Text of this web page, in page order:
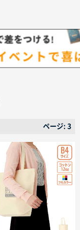
ページ: 3